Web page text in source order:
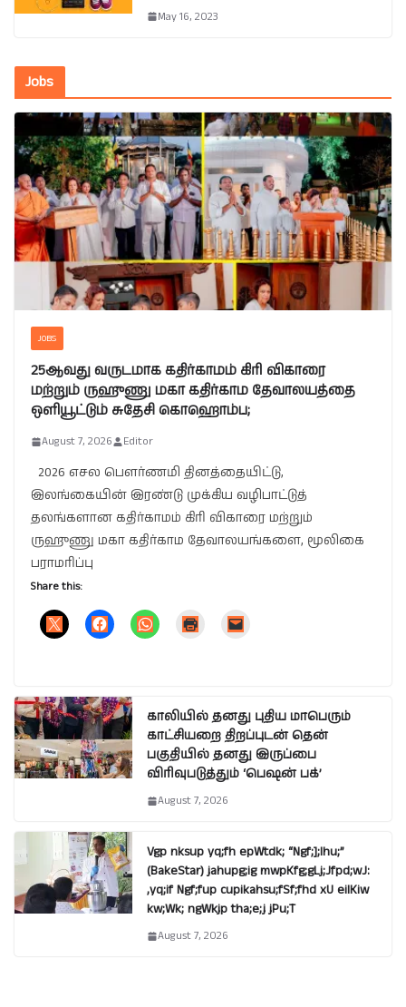
May 16, 2023
Jobs
JOBS
25ஆவது வருடமாக கதிர்காமம் கிரி விகாரை
மற்றும் ருஹுணு மகா கதிர்காம தேவாலயத்தை
ஒளியூட்டும் சுதேசி கொஹொம்ப;
August 7, 2026 Editor
2026 எசல பௌர்ணமி தினத்தையிட்டு,
இலங்கையின் இரண்டு முக்கிய வழிபாட்டுத்
தலங்களான கதிர்காமம் கிரி விகாரை மற்றும்
ருஹுணு மகா கதிர்காம தேவாலயங்களை, மூலிகை
பராமரிப்பு
Share this:
காலியில் தனது புதிய மாபெரும்
காட்சியறை திறப்புடன் தென்
பகுதியில் தனது இருப்பை
விரிவுபடுத்தும் ‘பெஷன் பக்’
August 7, 2026
Vgp nksup yq;fh epWtdk; “Ngf;];lhu;”
(BakeStar) jahupg;ig mwpKfg;gLj;Jfpd;wJ:
,yq;if Ngf;fup cupikahsu;fSf;fhd xU eilKiw
kw;Wk; ngWkjp tha;e;j jPu;T
August 7, 2026